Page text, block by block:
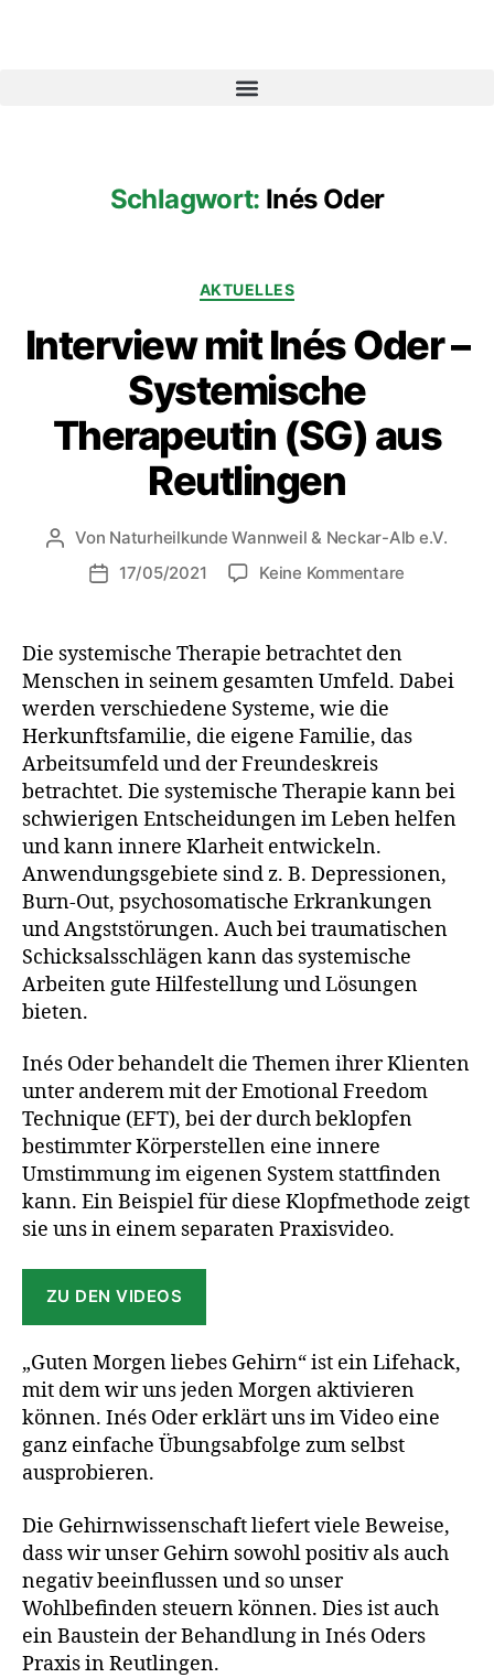
Schlagwort: Inés Oder
AKTUELLES
Interview mit Inés Oder –
Systemische
Therapeutin (SG) aus
Reutlingen
Von Naturheilkunde Wannweil & Neckar-Alb e.V.
17/05/2021
Keine Kommentare
Die systemische Therapie betrachtet den
Menschen in seinem gesamten Umfeld. Dabei
werden verschiedene Systeme, wie die
Herkunftsfamilie, die eigene Familie, das
Arbeitsumfeld und der Freundeskreis
betrachtet. Die systemische Therapie kann bei
schwierigen Entscheidungen im Leben helfen
und kann innere Klarheit entwickeln.
Anwendungsgebiete sind z. B. Depressionen,
Burn-Out, psychosomatische Erkrankungen
und Angststörungen. Auch bei traumatischen
Schicksalsschlägen kann das systemische
Arbeiten gute Hilfestellung und Lösungen
bieten.
Inés Oder behandelt die Themen ihrer Klienten
unter anderem mit der Emotional Freedom
Technique (EFT), bei der durch beklopfen
bestimmter Körperstellen eine innere
Umstimmung im eigenen System stattfinden
kann. Ein Beispiel für diese Klopfmethode zeigt
sie uns in einem separaten Praxisvideo.
ZU DEN VIDEOS
„Guten Morgen liebes Gehirn“ ist ein Lifehack,
mit dem wir uns jeden Morgen aktivieren
können. Inés Oder erklärt uns im Video eine
ganz einfache Übungsabfolge zum selbst
ausprobieren.
Die Gehirnwissenschaft liefert viele Beweise,
dass wir unser Gehirn sowohl positiv als auch
negativ beeinflussen und so unser
Wohlbefinden steuern können. Dies ist auch
ein Baustein der Behandlung in Inés Oders
Praxis in Reutlingen.